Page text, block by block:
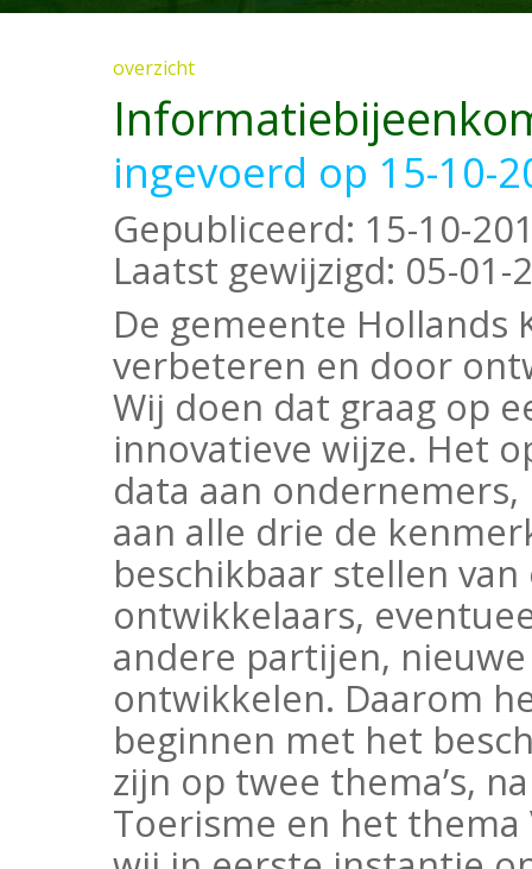
overzicht
ingevoerd op 15-10-
Gepubliceerd: 15-10-
Laatst gewijzigd: 05-01-
De gemeente Hollands
verbeteren en door
Wij doen dat graag op
innovatieve wijze. Het
data aan
aan alle drie de
beschikbaar stellen
ontwikkelaars,
andere partijen,
ontwikkelen. Daarom
beginnen met het
zijn op twee thema’s,
Toerisme en het